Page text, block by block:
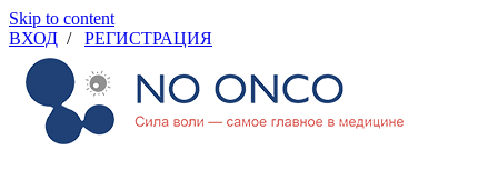
Skip to content
ВХОД / РЕГИСТРАЦИЯ